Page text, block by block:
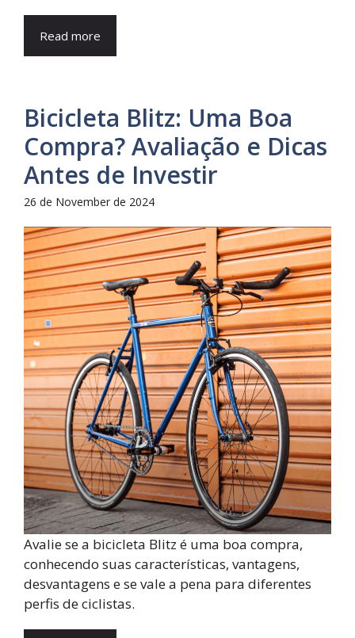
Read more
Bicicleta Blitz: Uma Boa
Compra? Avaliação e Dicas
Antes de Investir
26 de November de 2024
Avalie se a bicicleta Blitz é uma boa compra,
conhecendo suas características, vantagens,
desvantagens e se vale a pena para diferentes
perfis de ciclistas.